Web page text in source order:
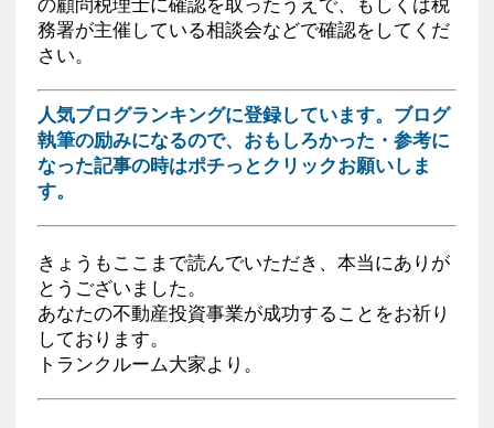
務署が主催している相談会などで確認をしてくだ
さい。
人気ブログランキングに登録しています。ブログ
執筆の励みになるので、おもしろかった・参考に
なった記事の時はポチっとクリックお願いしま
す。
きょうもここまで読んでいただき、本当にありが
とうございました。
あなたの不動産投資事業が成功することをお祈り
しております。
トランクルーム大家より。